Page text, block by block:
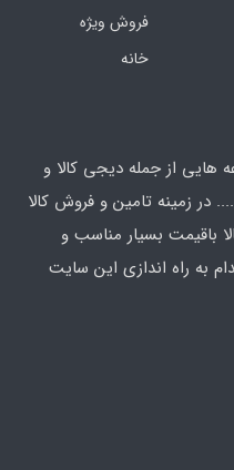
فروش ویژه
خانه
هایی از جمله دیجی کالا و
زمینه تامین و فروش کالا
باقیمت بسیار مناسب و
به راه اندازی این سایت